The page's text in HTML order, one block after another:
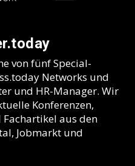
von fünf Special-
Networks und
und HR-Manager. Wir
Konferenzen,
aus den
Jobmarkt und